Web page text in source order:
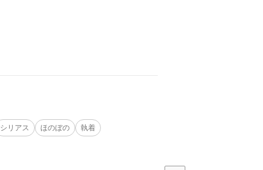
シリアス ほのぼの 執着